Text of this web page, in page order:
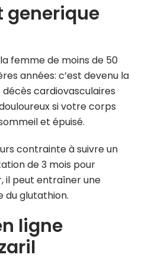
generique
femme de moins de 50
années: c’est devenu la
cardiovasculaires
si votre corps
et épuisé.
contrainte à suivre un
de 3 mois pour
il peut entraîner une
du glutathion.
ligne